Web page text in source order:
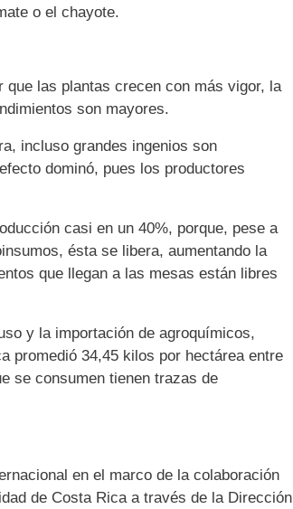
o el chayote.
las plantas crecen con más vigor, la
son mayores.
incluso grandes ingenios son
dominó, pues los productores
casi en un 40%, porque, pese a
ésta se libera, aumentando la
que llegan a las mesas están libres
y la importación de agroquímicos,
promedió 34,45 kilos por hectárea entre
se consumen tienen trazas de
en el marco de la colaboración
de Costa Rica a través de la Dirección